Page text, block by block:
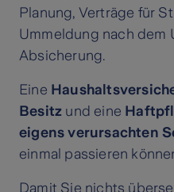
Planung, Verträge für
Ummeldung nach dem
Absicherung.
Eine
Besitz und eine
eigens verursachten
einmal passieren
Damit Sie nichts